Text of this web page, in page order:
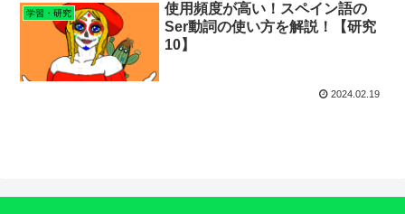
学習・研究
使用頻度が高い！スペイン語の
Ser動詞の使い方を解説！【研究
10】
2024.02.19